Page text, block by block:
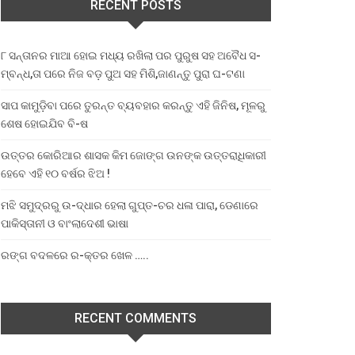
RECENT POSTS
୮ ସନ୍ତାନର ମାଆ ହୋଇ ମଧ୍ୟ ରଖିଲା ପର ପୁରୁଷ ସହ ଅବୈଧ ସ-
ମ୍ବନ୍ଧ,ତା ପରେ ନିଜ ବଡ଼ ପୁଅ ସହ ମିଶି,ଜାଣନ୍ତୁ ପୁରା ଘ-ଟଣା
ସାପ କାମୁଡ଼ିବା ପରେ ତୁରନ୍ତ ବ୍ୟବହାର କରନ୍ତୁ ଏହି ଜିନିଷ, ମୂଳରୁ
ଶେଷ ହୋଇଯିବ ବି-ଷ
ଉତ୍ତର କୋରିଆର ଶାସକ କିମ ଜୋଙ୍ଗ ଉନଙ୍କ ଉତ୍ତରାଧିକାରୀ
ହେବେ ଏହି ୧୦ ବର୍ଷର ଝିଅ !
ମଝି ସମୁଦ୍ରରୁ ଉ-ଦ୍ଧାର ହେଲା ଗୁପ୍ତ-ଚର ଧଳା ପାରା, ଡେଣାରେ
ପାକିସ୍ତାନୀ ଓ ବାଂଲାଦେଶୀ ଭାଷା
ରଙ୍ଗ ବଦଳରେ ର-କ୍ତର ଖେଳ …..
RECENT COMMENTS